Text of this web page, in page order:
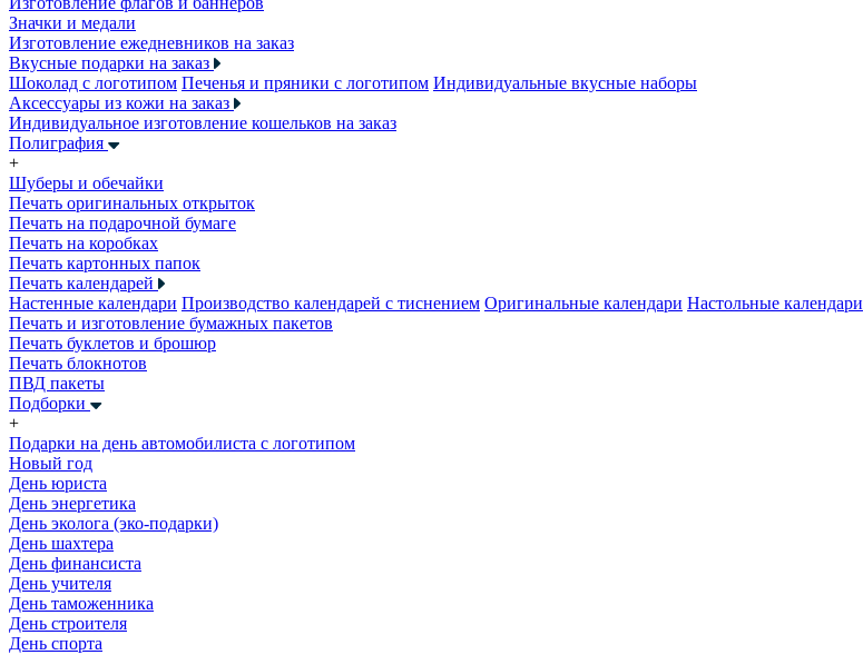
Значки и медали
Изготовление ежедневников на заказ
Вкусные подарки на заказ
Шоколад с логотипом Печенья и пряники с логотипом Индивидуальные вкусные наборы
Аксессуары из кожи на заказ
Индивидуальное изготовление кошельков на заказ
Полиграфия
+
Шуберы и обечайки
Печать оригинальных открыток
Печать на подарочной бумаге
Печать на коробках
Печать картонных папок
Печать календарей
Настенные календари Производство календарей с тиснением Оригинальные календари Настольные календари
Печать и изготовление бумажных пакетов
Печать буклетов и брошюр
Печать блокнотов
ПВД пакеты
Подборки
+
Подарки на день автомобилиста с логотипом
Новый год
День юриста
День энергетика
День эколога (эко-подарки)
День шахтера
День финансиста
День учителя
День таможенника
День строителя
День спорта